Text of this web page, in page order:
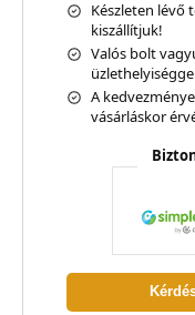
Készleten lévő
kiszállítjuk!
Valós bolt
A
vásárláskor